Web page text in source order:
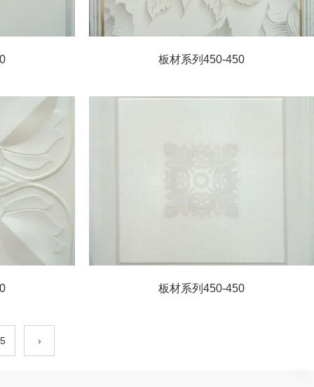
板材系列450-450
板材系列450-450
›